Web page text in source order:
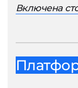
Включена